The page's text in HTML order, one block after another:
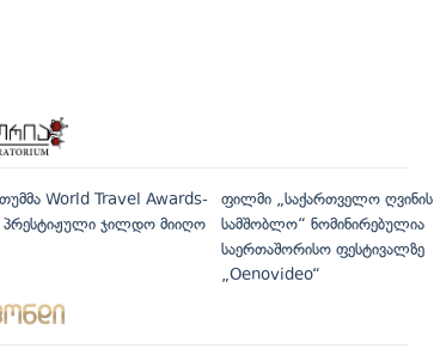
World Travel Awards-
პრესტიჟული ჯილდო მიიღო
ფილმი „საქართველო ღვინის
სამშობლო“ ნომინირებულია
საერთაშორისო ფესტივალზე
„Oenovideo“